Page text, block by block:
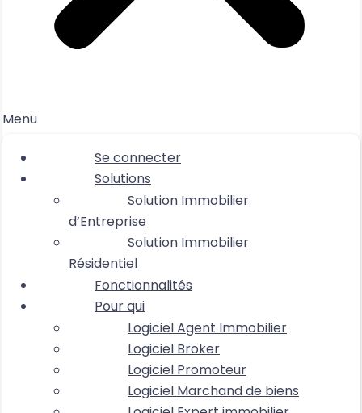
Menu
Se connecter
Solutions
Solution Immobilier
d’Entreprise
Solution Immobilier
Résidentiel
Fonctionnalités
Pour qui
Logiciel Agent Immobilier
Logiciel Broker
Logiciel Promoteur
Logiciel Marchand de biens